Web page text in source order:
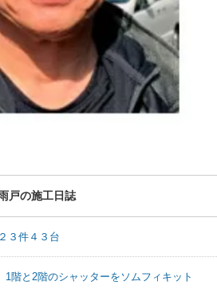
戸の施工日誌
件４３台
と2階のシャッターをソムフィキット